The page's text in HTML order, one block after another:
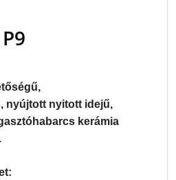
nyújtott nyitott idejű,
kerámia